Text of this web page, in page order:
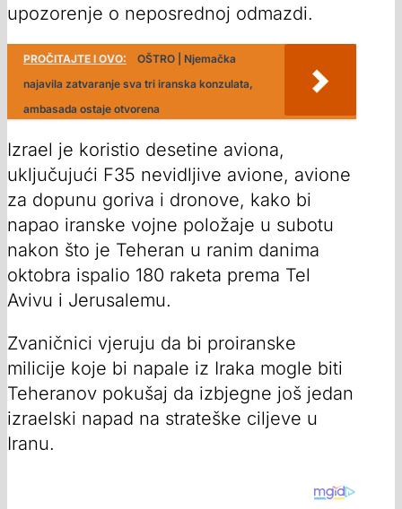
upozorenje o neposrednoj odmazdi.
PROČITAJTE I OVO:
OŠTRO | Njemačka
najavila zatvaranje sva tri iranska konzulata,
ambasada ostaje otvorena
Izrael je koristio desetine aviona,
uključujući F35 nevidljive avione, avione
za dopunu goriva i dronove, kako bi
napao iranske vojne položaje u subotu
nakon što je Teheran u ranim danima
oktobra ispalio 180 raketa prema Tel
Avivu i Jerusalemu.
Zvaničnici vjeruju da bi proiranske
milicije koje bi napale iz Iraka mogle biti
Teheranov pokušaj da izbjegne još jedan
izraelski napad na strateške ciljeve u
Iranu.